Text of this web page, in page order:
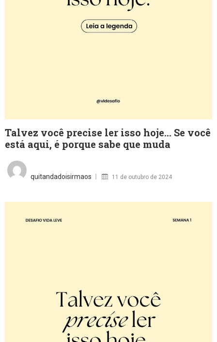
Talvez você precise ler isso hoje… Se você
está aqui, é porque sabe que muda
quitandadoisirmaos 11 de outubro de 2024